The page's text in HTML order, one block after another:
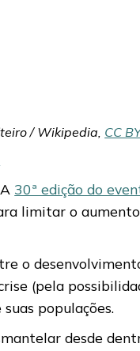
/ Wikipedia, CC
30ª edição do
limitar o
o
(pela
populações.
desde